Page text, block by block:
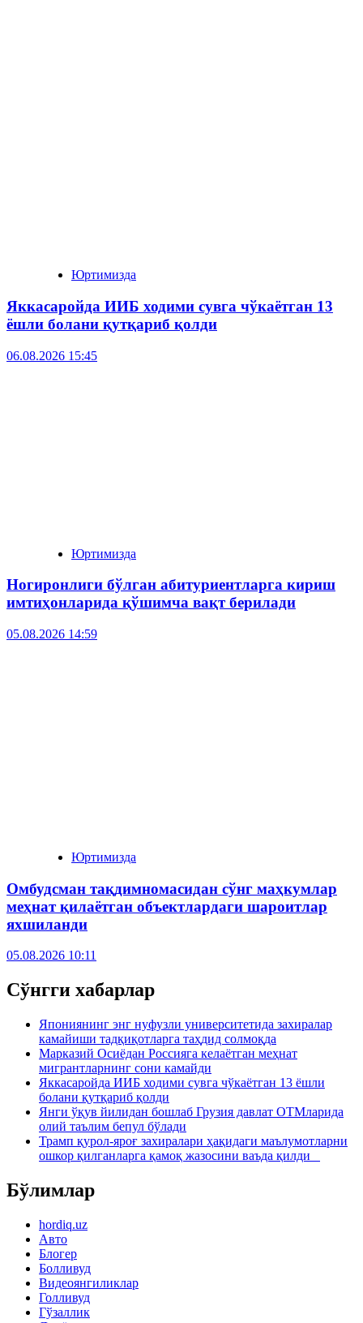
Юртимизда
Яккасаройда ИИБ ходими сувга чўкаётган 13
ёшли болани қутқариб қолди
06.08.2026 15:45
Юртимизда
Ногиронлиги бўлган абитуриентларга кириш
имтиҳонларида қўшимча вақт берилади
05.08.2026 14:59
Юртимизда
Омбудсман тақдимномасидан сўнг маҳкумлар
меҳнат қилаётган объектлардаги шароитлар
яхшиланди
05.08.2026 10:11
Сўнгги хабарлар
Япониянинг энг нуфузли университетида захиралар
камайиши тадқиқотларга таҳдид солмоқда
Марказий Осиёдан Россияга келаётган меҳнат
мигрантларнинг сони камайди
Яккасаройда ИИБ ходими сувга чўкаётган 13 ёшли
болани қутқариб қолди
Янги ўқув йилидан бошлаб Грузия давлат ОТМларида
олий таълим бепул бўлади
Трамп қурол-яроғ захиралари ҳақидаги маълумотларни
ошкор қилганларга қамоқ жазосини ваъда қилди
Бўлимлар
hordiq.uz
Авто
Блогер
Болливуд
Видеоянгиликлар
Голливуд
Гўзаллик